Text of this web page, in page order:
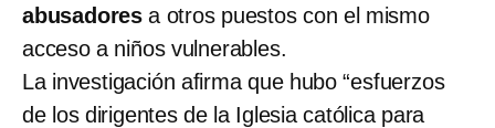
abusadoresa otros puestos con el mismo
acceso a niños vulnerables.
La investigación afirma que hubo “esfuerzos
de los dirigentes de la Iglesia católica para